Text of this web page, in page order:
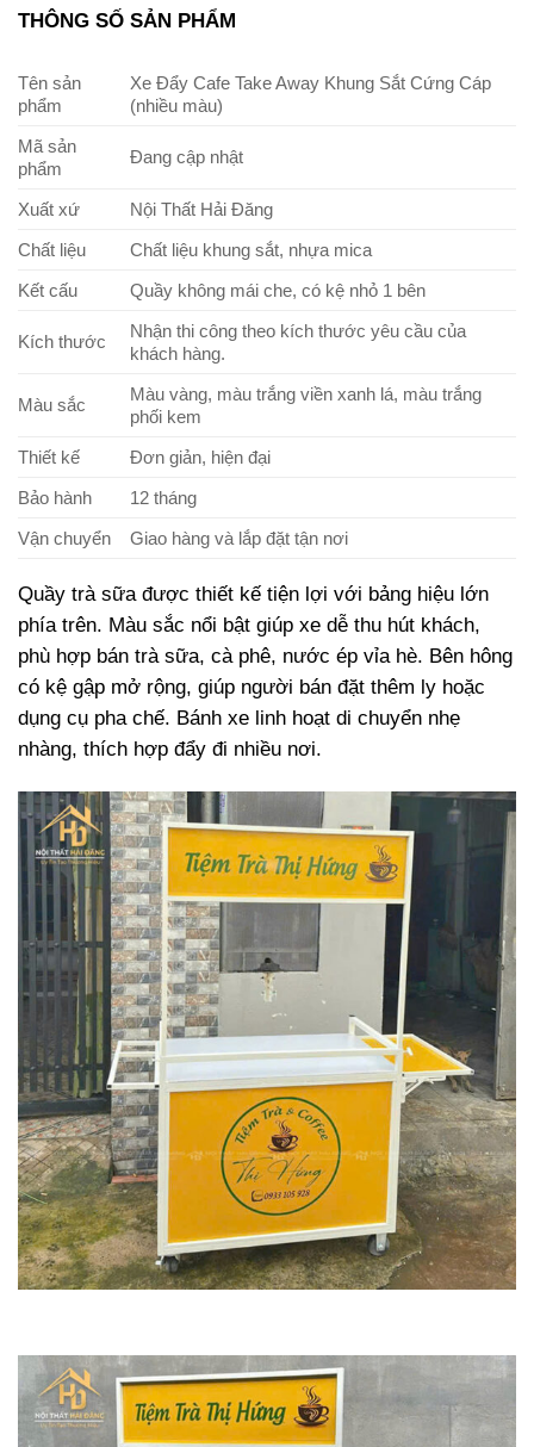
THÔNG SỐ SẢN PHẨM
Tên sản
phẩm
Xe Đẩy Cafe Take Away Khung Sắt Cứng Cáp
(nhiều màu)
Mã sản
phẩm
Đang cập nhật
Xuất xứ
Nội Thất Hải Đăng
Chất liệu
Chất liệu khung sắt, nhựa mica
Kết cấu
Quầy không mái che, có kệ nhỏ 1 bên
Kích thước
Nhận thi công theo kích thước yêu cầu của
khách hàng.
Màu sắc
Màu vàng, màu trắng viền xanh lá, màu trắng
phối kem
Thiết kế
Đơn giản, hiện đại
Bảo hành
12 tháng
Vận chuyển
Giao hàng và lắp đặt tận nơi
Quầy trà sữa được thiết kế tiện lợi với bảng hiệu lớn
phía trên. Màu sắc nổi bật giúp xe dễ thu hút khách,
phù hợp bán trà sữa, cà phê, nước ép vỉa hè. Bên hông
có kệ gập mở rộng, giúp người bán đặt thêm ly hoặc
dụng cụ pha chế. Bánh xe linh hoạt di chuyển nhẹ
nhàng, thích hợp đẩy đi nhiều nơi.